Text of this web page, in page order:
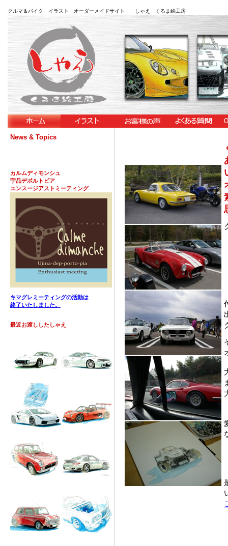
クルマ＆バイク イラスト オーダーメイドサイト しゃえ くるま絵工房
News & Topics
カルムディモンシュ
宇品デポルトピア
エンスージアストミーティング
キマグレミーティングの活動は
終了いたしました。
最近お渡ししたしゃえ